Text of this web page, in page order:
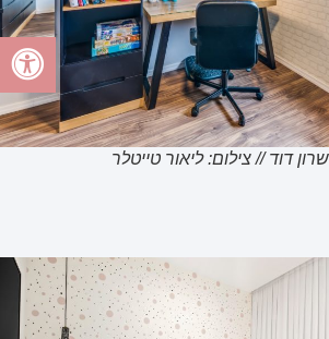
דוד // צילום: ליאור טייטלר